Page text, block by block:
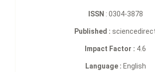
ISSN : 0304-3878
Published :
Impact Factor : 4.6
Language : English